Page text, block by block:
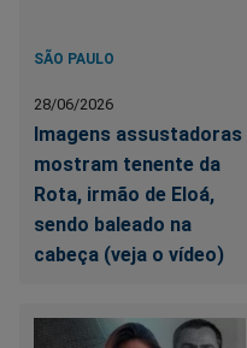
SÃO PAULO
28/06/2026
Imagens assustadoras
mostram tenente da
Rota, irmão de Eloá,
sendo baleado na
cabeça (veja o vídeo)